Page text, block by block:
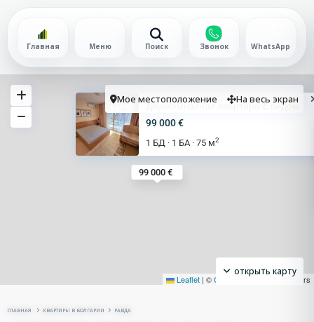
Главная Меню Поиск Звонок WhatsApp
99 000 €
Двухкомнатная квартира с видом
99 000 €
1 БД · 1 БА · 75 м2
Leaflet | ©OpenStreetMap contributors
открыть карту
Мое местоположение На весь экран
ГЛАВНАЯ КВАРТИРЫ В БОЛГАРИИ РАВДА